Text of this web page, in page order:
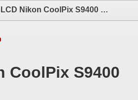
PRO-JEX: LCD Nikon CoolPix S9400 S9500 elektronika i akcesoria aparatów fotograficznych
CoolPix S9400